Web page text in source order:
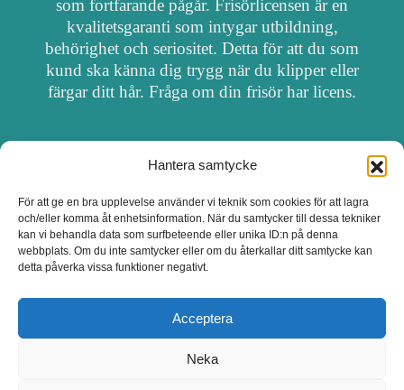
Hantera samtycke
För att ge en bra upplevelse använder vi teknik som cookies för att lagra
och/eller komma åt enhetsinformation. När du samtycker till dessa tekniker
kan vi behandla data som surfbeteende eller unika ID:n på denna
webbplats. Om du inte samtycker eller om du återkallar ditt samtycke kan
detta påverka vissa funktioner negativt.
Acceptera
Neka
som fortfarande pågår. Frisörlicensen är en
kvalitetsgaranti som intygar utbildning,
behörighet och seriositet. Detta för att du som
kund ska känna dig trygg när du klipper eller
färgar ditt hår. Fråga om din frisör har licens.
OM FRISÖRSÖK
UPPDATERA SALONG